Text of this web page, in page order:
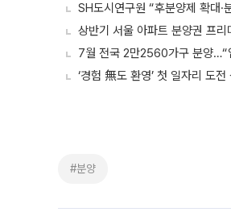
SH도시연구원 “후분양제 확대·
상반기 서울 아파트 분양권 프리
7월 전국 2만2560가구 분양…“
‘경험 無도 환영’ 첫 일자리 도전
#분양